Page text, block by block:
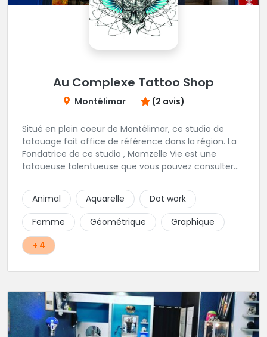
Au Complexe Tattoo Shop
Montélimar (2 avis)
Situé en plein coeur de Montélimar, ce studio de
tatouage fait office de référence dans la région. La
Fondatrice de ce studio , Mamzelle Vie est une
tatoueuse talentueuse que vous pouvez consulter
Animal
Aquarelle
Dot work
Femme
Géométrique
Graphique
+ 4